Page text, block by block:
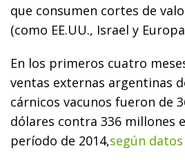
que consumen cortes de
(como EE.UU., Israel y
En los primeros cuatro
ventas externas argentinas
cárnicos vacunos fueron de
dólares contra 336 millones
período de 2014,según